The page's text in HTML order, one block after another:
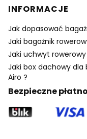
INFORMACJE
Jak dopasować
Jaki bagażnik
Jaki uchwyt
Jaki box dachowy dla
Airo ?
Bezpieczne